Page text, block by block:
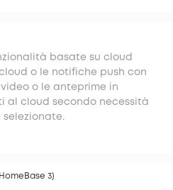
basate su cloud
o le notifiche push con
o le anteprime in
al cloud secondo necessità
3)